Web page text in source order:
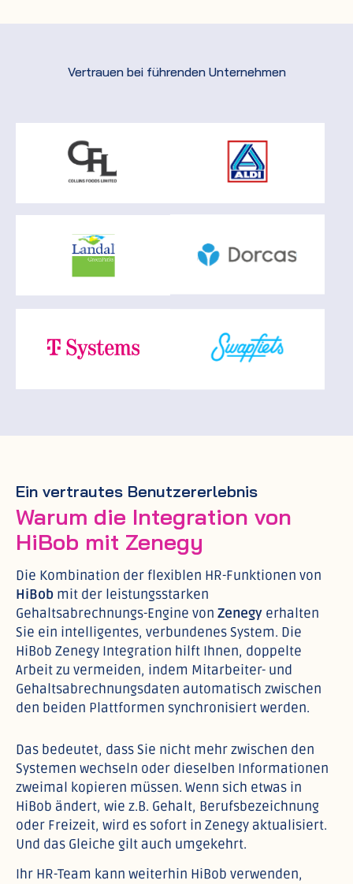
Vertrauen bei führenden Unternehmen
Ein vertrautes Benutzererlebnis
Warum die Integration von
HiBob mit Zenegy
Die Kombination der flexiblen HR-Funktionen von
HiBob mit der leistungsstarken
Gehaltsabrechnungs-Engine von Zenegy erhalten
Sie ein intelligentes, verbundenes System. Die
HiBob Zenegy Integration hilft Ihnen, doppelte
Arbeit zu vermeiden, indem Mitarbeiter- und
Gehaltsabrechnungsdaten automatisch zwischen
den beiden Plattformen synchronisiert werden.
Das bedeutet, dass Sie nicht mehr zwischen den
Systemen wechseln oder dieselben Informationen
zweimal kopieren müssen. Wenn sich etwas in
HiBob ändert, wie z.B. Gehalt, Berufsbezeichnung
oder Freizeit, wird es sofort in Zenegy aktualisiert.
Und das Gleiche gilt auch umgekehrt.
Ihr HR-Team kann weiterhin HiBob verwenden,